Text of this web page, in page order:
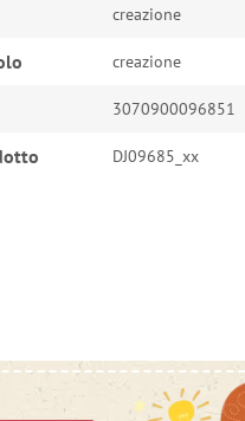
creazione
creazione
3070900096851
DJ09685_xx